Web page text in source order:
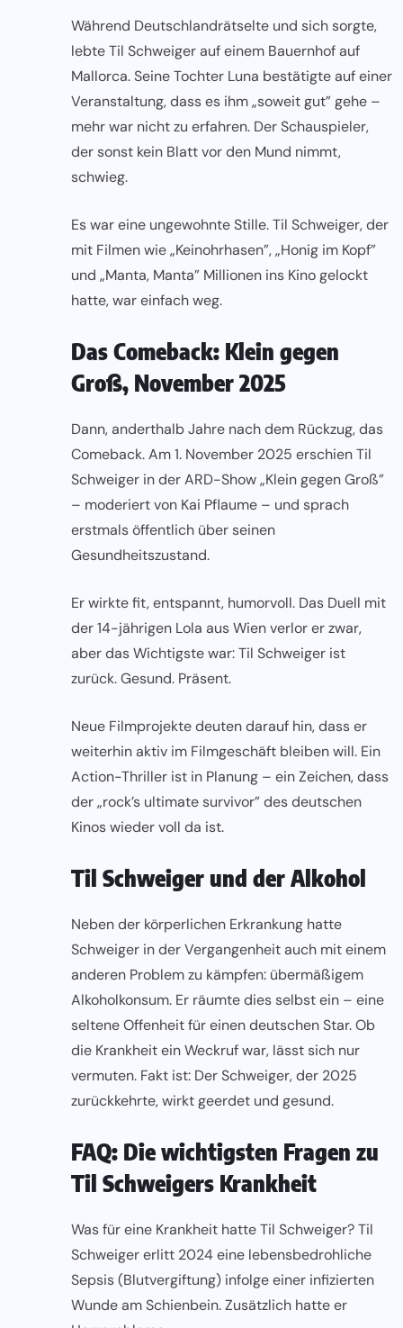
Während Deutschlandrätselte und sich sorgte,
lebte Til Schweiger auf einem Bauernhof auf
Mallorca. Seine Tochter Luna bestätigte auf einer
Veranstaltung, dass es ihm „soweit gut” gehe –
mehr war nicht zu erfahren. Der Schauspieler,
der sonst kein Blatt vor den Mund nimmt,
schwieg.
Es war eine ungewohnte Stille. Til Schweiger, der
mit Filmen wie „Keinohrhasen”, „Honig im Kopf”
und „Manta, Manta” Millionen ins Kino gelockt
hatte, war einfach weg.
Das Comeback: Klein gegen
Groß, November 2025
Dann, anderthalb Jahre nach dem Rückzug, das
Comeback. Am 1. November 2025 erschien Til
Schweiger in der ARD-Show „Klein gegen Groß”
– moderiert von Kai Pflaume – und sprach
erstmals öffentlich über seinen
Gesundheitszustand.
Er wirkte fit, entspannt, humorvoll. Das Duell mit
der 14-jährigen Lola aus Wien verlor er zwar,
aber das Wichtigste war: Til Schweiger ist
zurück. Gesund. Präsent.
Neue Filmprojekte deuten darauf hin, dass er
weiterhin aktiv im Filmgeschäft bleiben will. Ein
Action-Thriller ist in Planung – ein Zeichen, dass
der „rock’s ultimate survivor” des deutschen
Kinos wieder voll da ist.
Til Schweiger und der Alkohol
Neben der körperlichen Erkrankung hatte
Schweiger in der Vergangenheit auch mit einem
anderen Problem zu kämpfen: übermäßigem
Alkoholkonsum. Er räumte dies selbst ein – eine
seltene Offenheit für einen deutschen Star. Ob
die Krankheit ein Weckruf war, lässt sich nur
vermuten. Fakt ist: Der Schweiger, der 2025
zurückkehrte, wirkt geerdet und gesund.
FAQ: Die wichtigsten Fragen zu
Til Schweigers Krankheit
Was für eine Krankheit hatte Til Schweiger? Til
Schweiger erlitt 2024 eine lebensbedrohliche
Sepsis (Blutvergiftung) infolge einer infizierten
Wunde am Schienbein. Zusätzlich hatte er